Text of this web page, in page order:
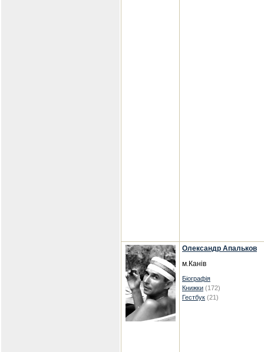
Олександр Апальков
м.Канів
Біографія
Книжки (172)
Гестбук (21)